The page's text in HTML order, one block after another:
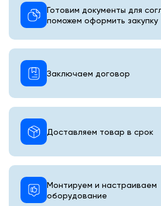
Готовим документы для
поможем оформить закупку
Монтируем и настраиваем
оборудование
Доставляем товар в срок
Заключаем договор